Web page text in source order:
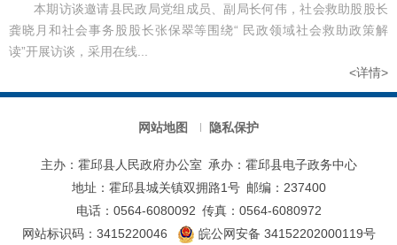
本期访谈邀请县民政局党组成员、副局长何伟，社会救助股股长
龚晓月和社会事务股股长张保翠等围绕“ 民政领域社会救助政策解
读”开展访谈，采用在线...
<详情>
网站地图 隐私保护
主办：霍邱县人民政府办公室 承办：霍邱县电子政务中心
地址：霍邱县城关镇双拥路1号 邮编：237400
电话：0564-6080092 传真：0564-6080972
网站标识码：3415220046
皖公网安备 34152202000119号